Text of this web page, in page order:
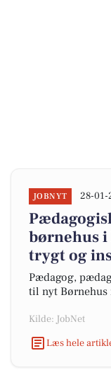
JOBNYT 28-01-
børnehus
trygt og
Pædagog,
til nyt Børnehus
Kilde: JobNet
Læs hele